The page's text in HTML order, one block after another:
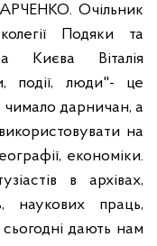
Очільник
Подяки та
Києва Віталія
події, люди"- це
чимало дарничан, а
на
економіки.
в архівах,
наукових праць,
сьогодні дають нам